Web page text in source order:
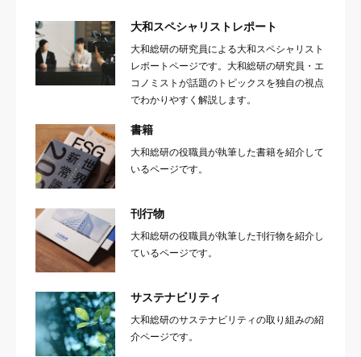
大和スペシャリストレポート
大和総研の研究員による大和スペシャリスト
レポートページです。大和総研の研究員・エ
コノミストが話題のトピックスを独自の視点
でわかりやすく解説します。
書籍
大和総研の役職員が執筆した書籍を紹介して
いるページです。
刊行物
大和総研の役職員が執筆した刊行物を紹介し
ているページです。
サステナビリティ
大和総研のサステナビリティの取り組みの紹
介ページです。